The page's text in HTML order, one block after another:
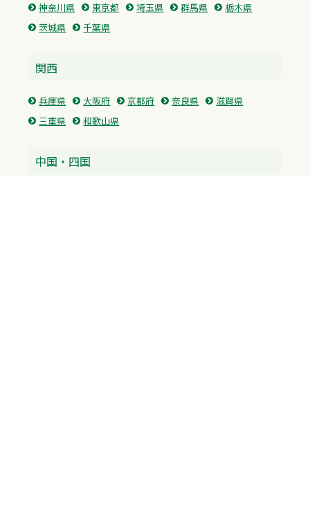
神奈川県 東京都 埼玉県 群馬県
栃木県
茨城県
千葉県
関西
兵庫県 大阪府 京都府 奈良県
滋賀県
三重県
和歌山県
中国・四国